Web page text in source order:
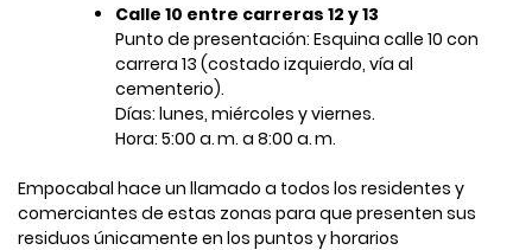
Calle 10 entre carreras 12 y 13
Punto de presentación: Esquina calle 10 con
carrera 13 (costado izquierdo, vía al
cementerio).
Días: lunes, miércoles y viernes.
Hora: 5:00 a. m. a 8:00 a. m.
Empocabal hace un llamado a todos los residentes y
comerciantes de estas zonas para que presenten sus
residuos únicamente en los puntos y horarios